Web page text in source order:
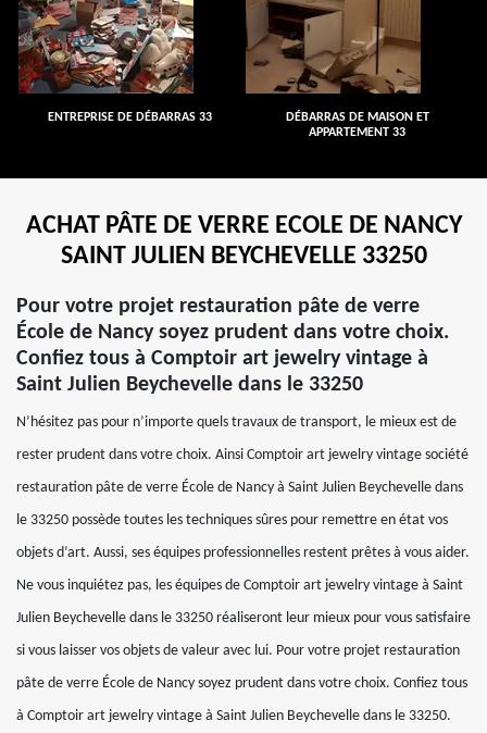
ENTREPRISE DE DÉBARRAS 33
DÉBARRAS DE MAISON ET
APPARTEMENT 33
ACHAT PÂTE DE VERRE ECOLE DE NANCY
SAINT JULIEN BEYCHEVELLE 33250
Pour votre projet restauration pâte de verre
École de Nancy soyez prudent dans votre choix.
Confiez tous à Comptoir art jewelry vintage à
Saint Julien Beychevelle dans le 33250
N’hésitez pas pour n’importe quels travaux de transport, le mieux est de
rester prudent dans votre choix. Ainsi Comptoir art jewelry vintage société
restauration pâte de verre École de Nancy à Saint Julien Beychevelle dans
le 33250 possède toutes les techniques sûres pour remettre en état vos
objets d’art. Aussi, ses équipes professionnelles restent prêtes à vous aider.
Ne vous inquiétez pas, les équipes de Comptoir art jewelry vintage à Saint
Julien Beychevelle dans le 33250 réaliseront leur mieux pour vous satisfaire
si vous laisser vos objets de valeur avec lui. Pour votre projet restauration
pâte de verre École de Nancy soyez prudent dans votre choix. Confiez tous
à Comptoir art jewelry vintage à Saint Julien Beychevelle dans le 33250.